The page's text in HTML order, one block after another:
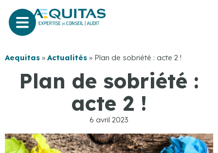
Aequitas » Actualités » Plan de sobriété : acte 2 !
Plan de sobriété :
acte 2 !
6 avril 2023